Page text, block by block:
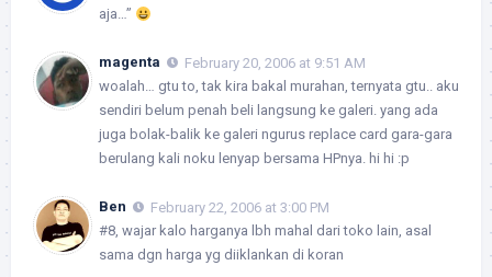
aja…”
magenta
February 20, 2006 at 9:51 AM
woalah… gtu to, tak kira bakal murahan, ternyata gtu.. aku
sendiri belum penah beli langsung ke galeri. yang ada
juga bolak-balik ke galeri ngurus replace card gara-gara
berulang kali noku lenyap bersama HPnya. hi hi :p
Ben
February 22, 2006 at 3:00 PM
#8, wajar kalo harganya lbh mahal dari toko lain, asal
sama dgn harga yg diiklankan di koran